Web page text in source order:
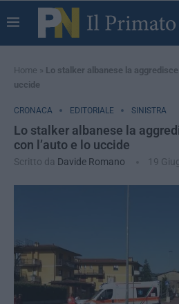
Home » Lo stalker albanese la
uccide
CRONACA EDITORIALE SINISTRA
Lo stalker albanese la
con l’auto e lo uccide
Scritto da Davide Romano 19